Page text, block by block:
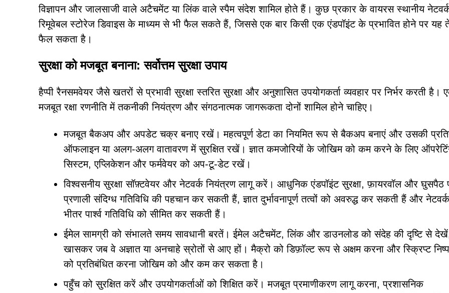
विज्ञापन और जालसाजी वाले अटैचमेंट या लिंक वाले स्पैम संदेश शामिल होते हैं। कुछ प्रकार के वायरस स्थानीय
रिमूवेबल स्टोरेज डिवाइस के माध्यम से भी फैल सकते हैं, जिससे एक बार किसी एक एंडपॉइंट के प्रभावित होने पर यह
फैल सकता है।
सुरक्षा को मजबूत बनाना: सर्वोत्तम सुरक्षा उपाय
हैप्पी रैनसमवेयर जैसे खतरों से प्रभावी सुरक्षा स्तरित सुरक्षा और अनुशासित उपयोगकर्ता व्यवहार पर निर्भर करती है।
मजबूत रक्षा रणनीति में तकनीकी नियंत्रण और संगठनात्मक जागरूकता दोनों शामिल होने चाहिए।
मजबूत बैकअप और अपडेट चक्र बनाए रखें। महत्वपूर्ण डेटा का नियमित रूप से बैकअप बनाएं और उसकी
ऑफलाइन या अलग-अलग वातावरण में सुरक्षित रखें। ज्ञात कमजोरियों के जोखिम को कम करने के लिए
सिस्टम, एप्लिकेशन और फर्मवेयर को अप-टू-डेट रखें।
विश्वसनीय सुरक्षा सॉफ़्टवेयर और नेटवर्क नियंत्रण लागू करें। आधुनिक एंडपॉइंट सुरक्षा, फ़ायरवॉल और घुसपैठ
प्रणाली संदिग्ध गतिविधि की पहचान कर सकती हैं, ज्ञात दुर्भावनापूर्ण तत्वों को अवरुद्ध कर सकती हैं और
भीतर पार्श्व गतिविधि को सीमित कर सकती हैं।
ईमेल सामग्री को संभालते समय सावधानी बरतें। ईमेल अटैचमेंट, लिंक और डाउनलोड को संदेह की दृष्टि से
खासकर जब वे अज्ञात या अनचाहे स्रोतों से आए हों। मैक्रो को डिफ़ॉल्ट रूप से अक्षम करना और स्क्रिप्ट
को प्रतिबंधित करना जोखिम को और कम कर सकता है।
पहुँच को सुरक्षित करें और उपयोगकर्ताओं को शिक्षित करें। मजबूत प्रमाणीकरण लागू करना, प्रशासनिक